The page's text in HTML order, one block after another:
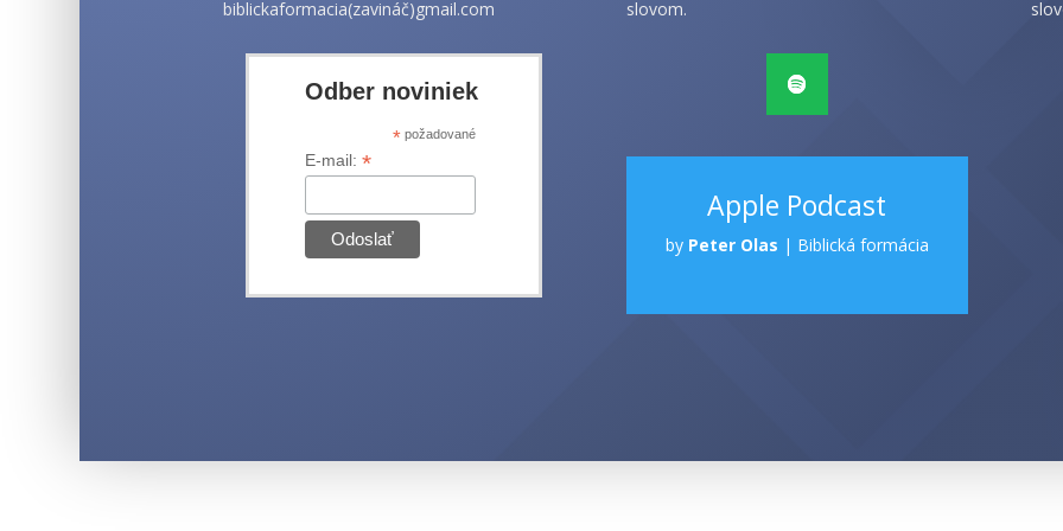
biblickaformacia(zavináč)gmail.com
Odber noviniek
*požadované
E-mail: *
slovom.
Apple Podcast
by Peter Olas | Biblická formácia